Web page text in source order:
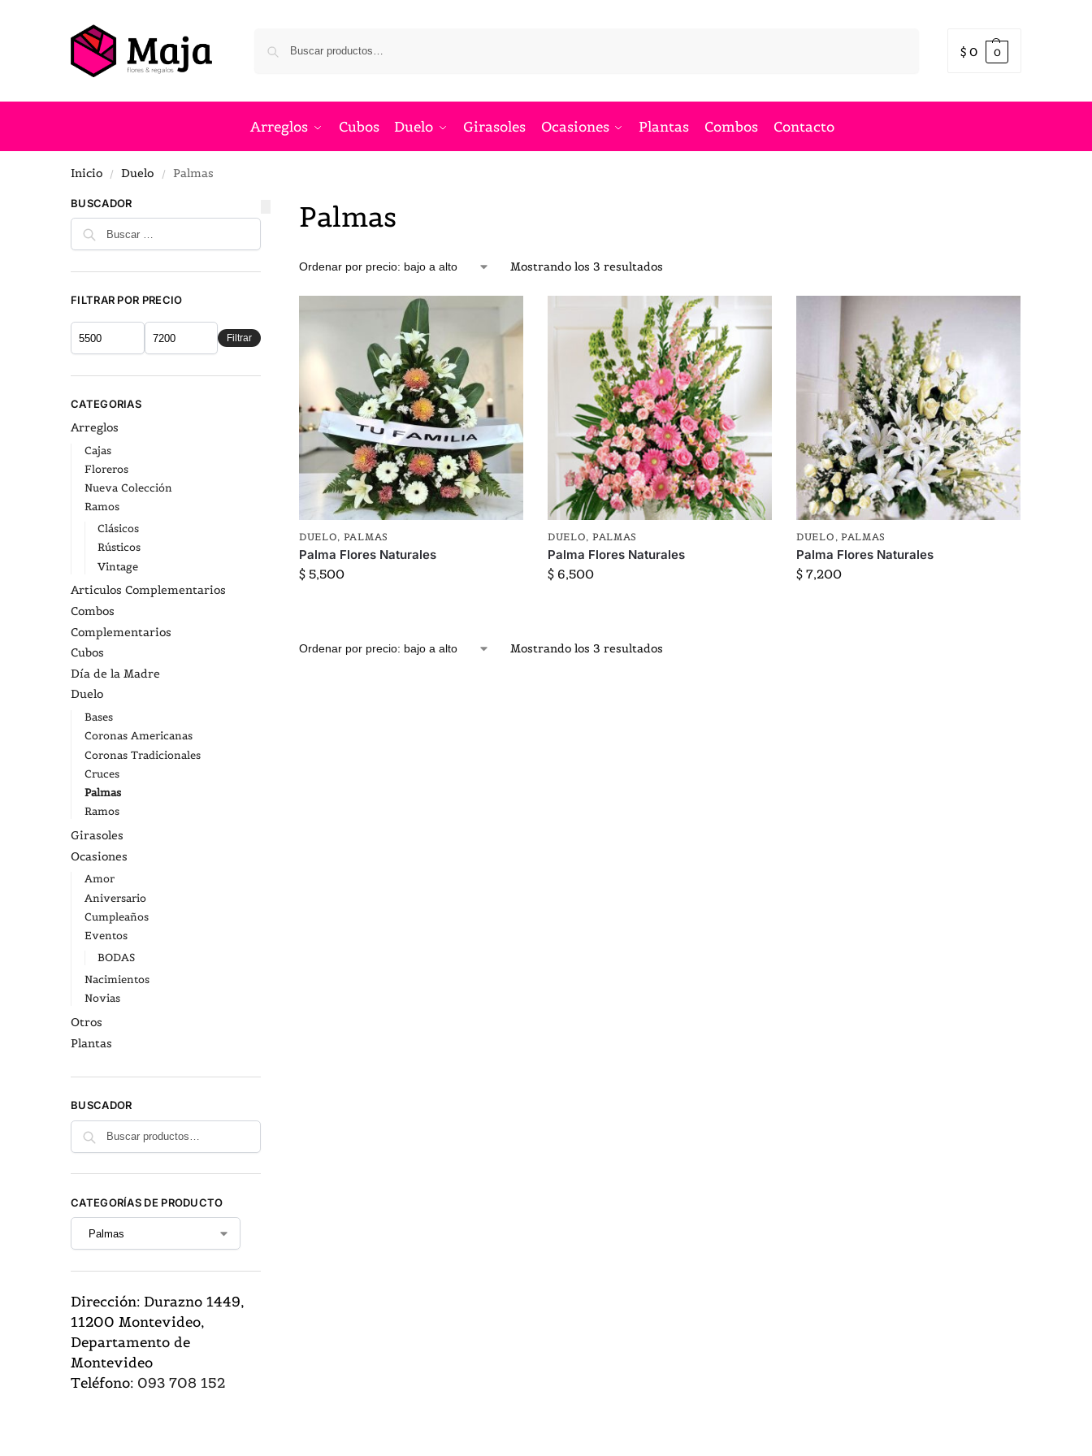
$ 0 0
Arreglos Cubos Duelo Girasoles Ocasiones Plantas Combos Contacto
Inicio / Duelo / Palmas
Palmas
Mostrando los 3 resultados
DUELO, PALMAS
Palma Flores Naturales
$5,500
DUELO, PALMAS
Palma Flores Naturales
$6,500
DUELO , PALMAS
Palma Flores Naturales
$ 7,200
Mostrando los 3 resultados
BUSCADOR
FILTRAR POR PRECIO
Filtrar
CATEGORIAS
Arreglos
Cajas
Floreros
Nueva Colección
Ramos
Clásicos
Rústicos
Vintage
Articulos Complementarios
Combos
Complementarios
Cubos
Día de la Madre
Duelo
Bases
Coronas Americanas
Coronas Tradicionales
Cruces
Palmas
Ramos
Girasoles
Ocasiones
Amor
Aniversario
Cumpleaños
Eventos
BODAS
Nacimientos
Novias
Otros
Plantas
BUSCADOR
CATEGORÍAS DE PRODUCTO
Dirección: Durazno 1449,
11200 Montevideo,
Departamento de
Montevideo
Teléfono: 093 708 152